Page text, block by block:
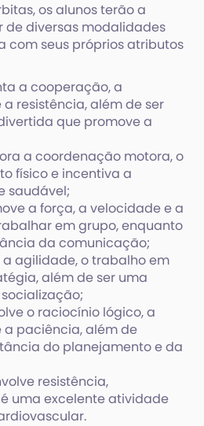
os alunos terão a
diversas modalidades
com seus próprios atributos
a cooperação, a
resistência, além de ser
que promove a
a coordenação motora, o
físico e incentiva a
saudável;
a força, a velocidade e a
em grupo, enquanto
da comunicação;
a agilidade, o trabalho em
além de ser uma
o raciocínio lógico, a
paciência, além de
do planejamento e da
resistência,
uma excelente atividade